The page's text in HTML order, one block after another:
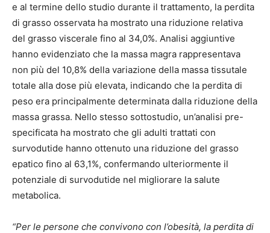
e al termine dello studio durante il trattamento, la perdita
di grasso osservata ha mostrato una riduzione relativa
del grasso viscerale fino al 34,0%. Analisi aggiuntive
hanno evidenziato che la massa magra rappresentava
non più del 10,8% della variazione della massa tissutale
totale alla dose più elevata, indicando che la perdita di
peso era principalmente determinata dalla riduzione della
massa grassa. Nello stesso sottostudio, un’analisi pre-
specificata ha mostrato che gli adulti trattati con
survodutide hanno ottenuto una riduzione del grasso
epatico fino al 63,1%, confermando ulteriormente il
potenziale di survodutide nel migliorare la salute
metabolica.
“Per le persone che convivono con l’obesità, la perdita di